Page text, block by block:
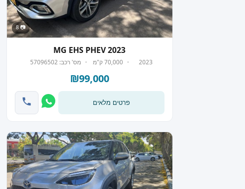
📷 8
MG EHS PHEV 2023
2023 70,000 ק"מ מס' רכב: 57096502
₪99,000
פרטים מלאים